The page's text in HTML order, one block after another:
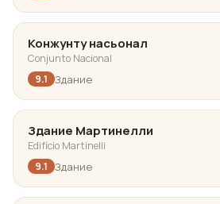
Конжунту насьонал
Conjunto Nacional
9.1 Здание
Здание Мартинелли
Edifício Martinelli
9.1 Здание